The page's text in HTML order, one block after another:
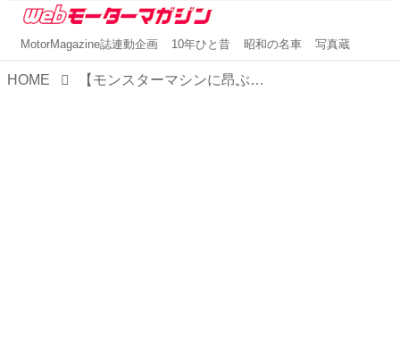
MotorMagazine誌連動企画 10年ひと昔 昭和の名車 写真蔵
HOME 【モンスターマシンに昂ぶる 006】地上最強！ ディーゼル機関車のパワーユニット